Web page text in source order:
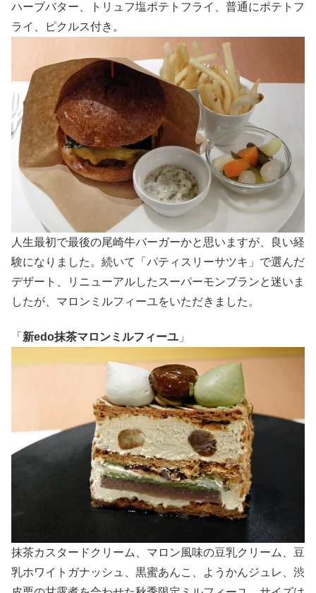
ハーブバター、トリュフ塩ポテトフライ、普通にポテトフ
ライ、ピクルス付き。
人生最初で最後の尾崎牛バーガーかと思いますが、良い経
験になりました。続いて「パティスリーサツキ」で選んだ
デザート、リニューアルしたスーパーモンブランと迷いま
したが、マロンミルフィーユをいただきました。
「 新edo抹茶マロンミルフィーユ 」
抹茶カスタードクリーム、マロン風味の豆乳クリーム、豆
乳ホワイトガナッシュ、黒蜜あんこ、ようかんジュレ、渋